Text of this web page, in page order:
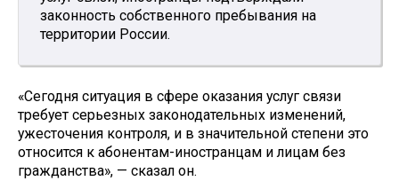
законность собственного пребывания на
территории России.
«Сегодня ситуация в сфере оказания услуг связи
требует серьезных законодательных изменений,
ужесточения контроля, и в значительной степени это
относится к абонентам-иностранцам и лицам без
гражданства», — сказал он.